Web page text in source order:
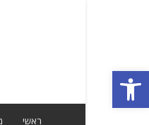
פתח סרגל נגישות
ראשי